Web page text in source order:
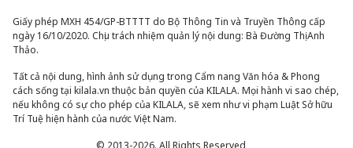
Giấy phép MXH 454/GP-BTTTT do Bộ Thông Tin và Truyền Thông cấp
ngày 16/10/2020. Chịu trách nhiệm quản lý nội dung: Bà Đường Thị Anh
Thảo.
Tất cả nội dung, hình ảnh sử dụng trong Cẩm nang Văn hóa & Phong
cách sống tại kilala.vn thuộc bản quyền của KILALA. Mọi hành vi sao chép,
nếu không có sự cho phép của KILALA, sẽ xem như vi phạm Luật Sở hữu
Trí Tuệ hiện hành của nước Việt Nam.
© 2013-2026. All Rights Reserved